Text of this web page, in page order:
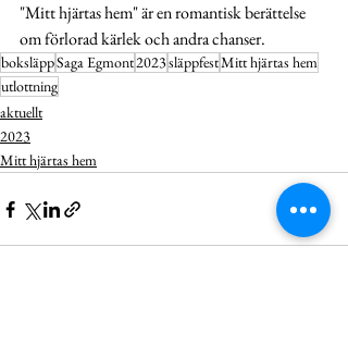
"Mitt hjärtas hem" är en romantisk berättelse
om förlorad kärlek och andra chanser.
boksläppSaga Egmont2023släppfestMitt hjärtas hem
utlottning
aktuellt
2023
Mitt hjärtas hem